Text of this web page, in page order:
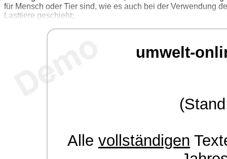
für Mensch oder Tier sind, wie es auch bei der Verwendung
Lasttiere geschieht;
umwelt-
Alle vollständigen